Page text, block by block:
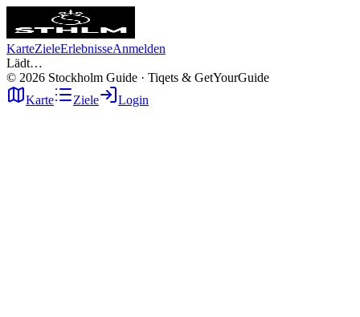
KarteZieleErlebnisseAnmelden
Lädt…
© 2026 Stockholm Guide · Tiqets & GetYourGuide
Karte
Ziele Login